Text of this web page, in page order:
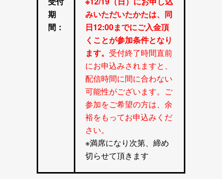
期
間：
みいただいたかたは、同
日12:00までにご入金頂
くことが参加条件となり
ます。 受付終了時間直前
にお申込みされますと、
配信時間に間に合わない
可能性がございます。ご
参加をご希望の方は、余
裕をもってお申込みくだ
さい。
※満席になり次第、締め
切らせて頂きます